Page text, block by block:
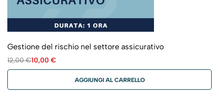
Gestione del rischio nel settore assicurativo
12,00€10,00 €
AGGIUNGI AL CARRELLO